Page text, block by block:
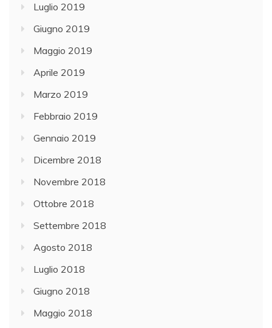
Luglio 2019
Giugno 2019
Maggio 2019
Aprile 2019
Marzo 2019
Febbraio 2019
Gennaio 2019
Dicembre 2018
Novembre 2018
Ottobre 2018
Settembre 2018
Agosto 2018
Luglio 2018
Giugno 2018
Maggio 2018